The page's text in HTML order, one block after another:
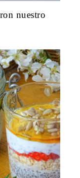
nuestro